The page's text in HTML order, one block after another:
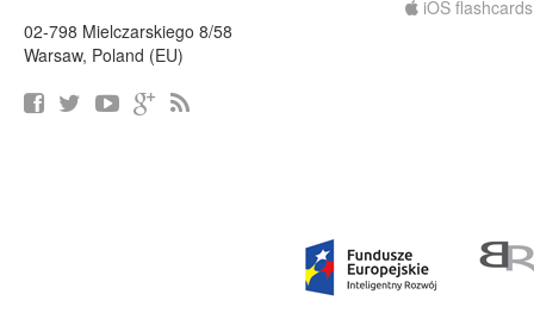
02-798 Mielczarskiego 8/58
Warsaw, Poland (EU)
iOS flashcards